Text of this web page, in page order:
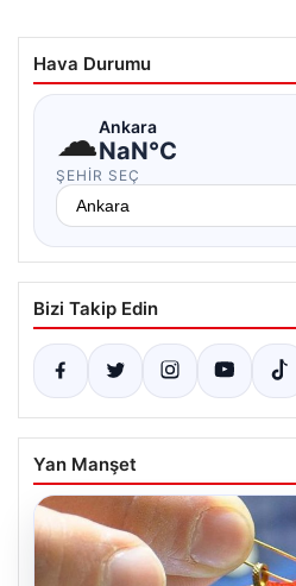
Hava Durumu
☁Ankara
NaN°C
ŞEHIR SEÇ
Bizi Takip Edin
Yan Manşet